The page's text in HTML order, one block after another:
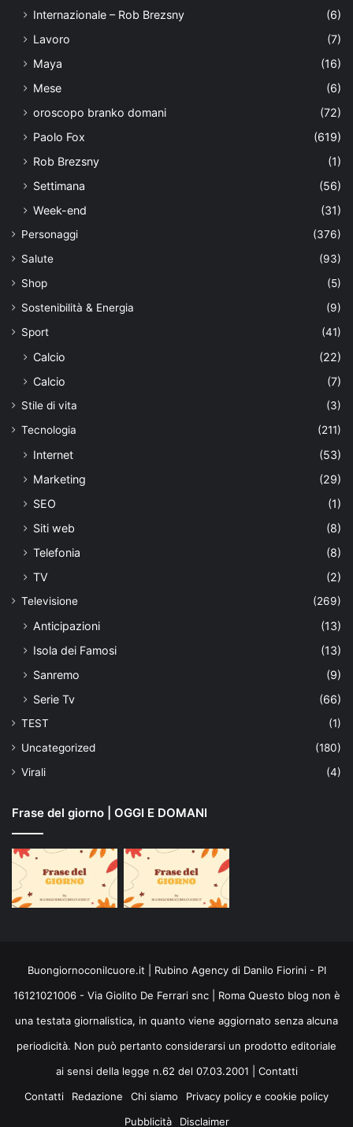
Internazionale – Rob Brezsny
(6)
Lavoro
(7)
Maya
(16)
Mese
(6)
oroscopo branko domani
(72)
Paolo Fox
(619)
Rob Brezsny
(1)
Settimana
(56)
Week-end
(31)
Personaggi
(376)
Salute
(93)
Shop
(5)
Sostenibilità & Energia
(9)
Sport
(41)
Calcio
(22)
Calcio
(7)
Stile di vita
(3)
Tecnologia
(211)
Internet
(53)
Marketing
(29)
SEO
(1)
Siti web
(8)
Telefonia
(8)
TV
(2)
Televisione (269)
Anticipazioni
(13)
Isola dei Famosi
(13)
Sanremo
(9)
Serie Tv
(66)
TEST
(1)
Uncategorized
(180)
Virali
(4)
Frase del giorno | OGGI E DOMANI
Buongiornoconilcuore.it | Rubino Agency di Danilo Fiorini - PI
16121021006 - Via Giolito De Ferrari snc | Roma Questo blog non è
una testata giornalistica, in quanto viene aggiornato senza alcuna
periodicità. Non può pertanto considerarsi un prodotto editoriale
ai sensi della legge n.62 del 07.03.2001 | Contatti
Contatti
Redazione Chi siamo
Privacy policy e cookie policy
Pubblicità
Disclaimer